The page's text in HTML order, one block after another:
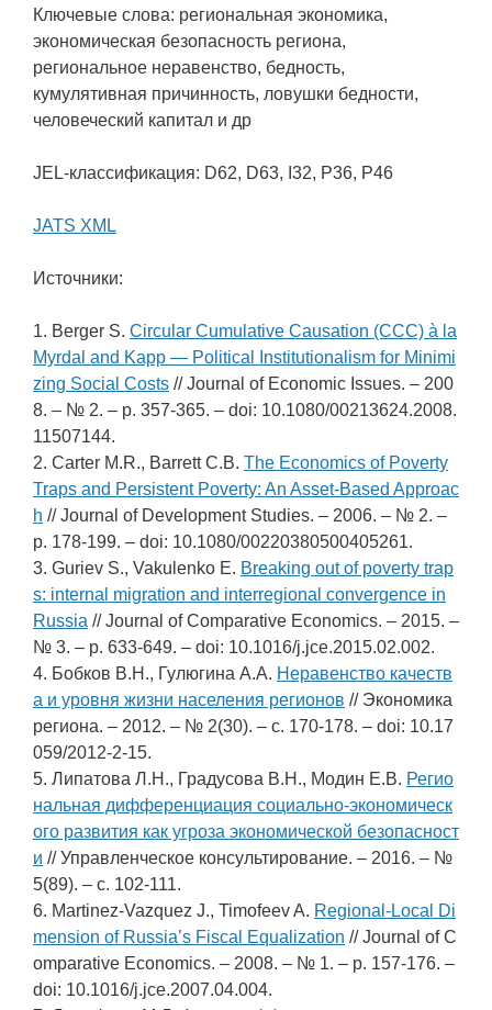
Ключевые слова: региональная экономика,
экономическая безопасность региона,
региональное неравенство, бедность,
кумулятивная причинность, ловушки бедности,
человеческий капитал и др
JEL-классификация: D62, D63, I32, P36, P46
JATS XML
Источники:
1. Berger S. Circular Cumulative Causation (CCC) à la
Myrdal and Kapp — Political Institutionalism for Minimi
zing Social Costs // Journal of Economic Issues. – 200
8. – № 2. – p. 357-365. – doi: 10.1080/00213624.2008.
11507144.
2. Carter M.R., Barrett C.B. The Economics of Poverty
Traps and Persistent Poverty: An Asset-Based Approac
h // Journal of Development Studies. – 2006. – № 2. –
p. 178-199. – doi: 10.1080/00220380500405261.
3. Guriev S., Vakulenko E. Breaking out of poverty trap
s: internal migration and interregional convergence in
Russia // Journal of Comparative Economics. – 2015. –
№ 3. – p. 633-649. – doi: 10.1016/j.jce.2015.02.002.
4. Бобков В.Н., Гулюгина А.А. Неравенство качеств
а и уровня жизни населения регионов // Экономика
региона. – 2012. – № 2(30). – c. 170-178. – doi: 10.17
059/2012-2-15.
5. Липатова Л.Н., Градусова В.Н., Модин Е.В. Регио
нальная дифференциация социально-экономическ
ого развития как угроза экономической безопасност
и // Управленческое консультирование. – 2016. – №
5(89). – c. 102-111.
6. Martinez-Vazquez J., Timofeev A. Regional-Local Di
mension of Russia’s Fiscal Equalization // Journal of C
omparative Economics. – 2008. – № 1. – p. 157-176. –
doi: 10.1016/j.jce.2007.04.004.